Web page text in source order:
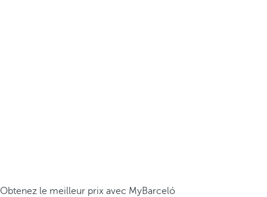
Obtenez le meilleur prix avec MyBarceló